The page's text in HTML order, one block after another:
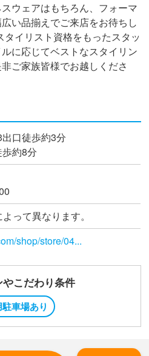
ウェアはもちろん、フォーマ
い品揃えでご来店をお待ちし
イリスト資格をもったスタッ
に応じてベストなスタイリン
ご家族皆様でお越しくださ
口徒歩約3分
約8分
って異なります。
shop/store/04...
こだわり条件
車場あり